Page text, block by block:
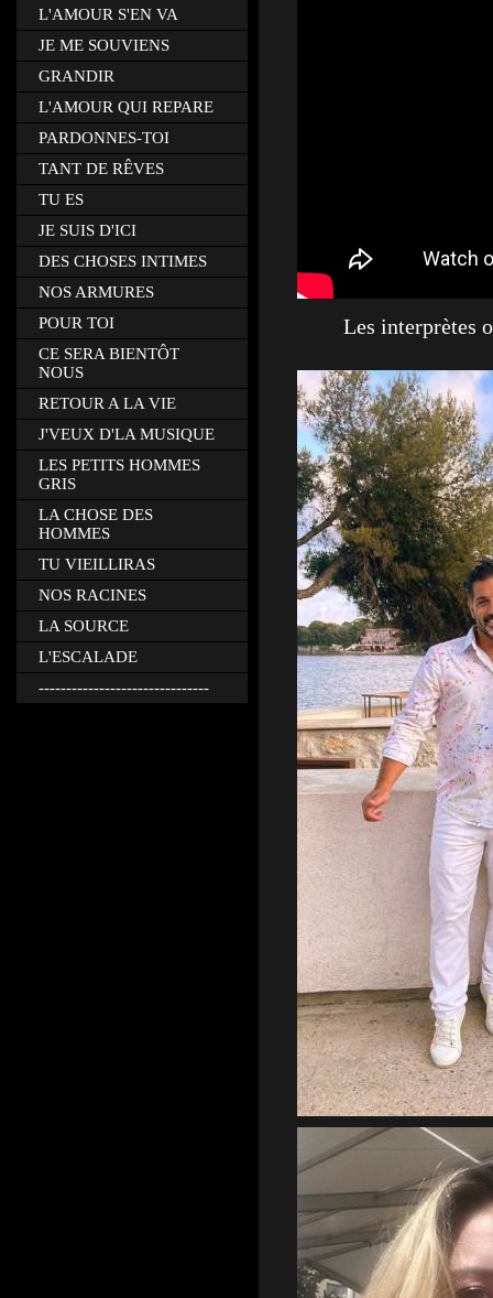
L'AMOUR S'EN VA
JE ME SOUVIENS
GRANDIR
L'AMOUR QUI REPARE
PARDONNES-TOI
TANT DE RÊVES
TU ES
JE SUIS D'ICI
DES CHOSES INTIMES
NOS ARMURES
POUR TOI
CE SERA BIENTÔT
NOUS
RETOUR A LA VIE
J'VEUX D'LA MUSIQUE
LES PETITS HOMMES
GRIS
LA CHOSE DES
HOMMES
TU VIEILLIRAS
NOS RACINES
LA SOURCE
L'ESCALADE
-------------------------------
Les interprètes